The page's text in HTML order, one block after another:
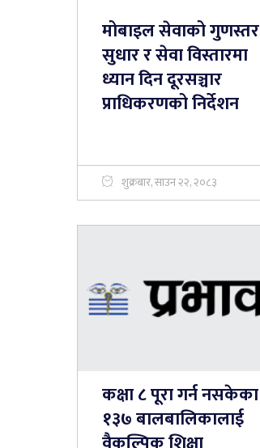
मोबाइल सेवाको गुणस्तर
सुधार र सेवा विस्तारमा
ध्यान दिन दूरसञ्चार
प्राधिकरणको निर्देशन
शुक्रबार, साउन २२, २०८३
कक्षा ८ पूरा गर्न नसकेका
१३७ बालबालिकालाई